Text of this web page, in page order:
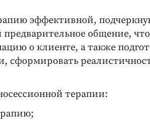
эффективной,
предварительное общение,
о клиенте, а также
сформировать
терапии: